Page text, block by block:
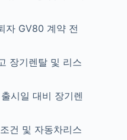
자 GV80 계약 전
장기렌탈 및 리스
시일 대비 장기렌
건 및 자동차리스